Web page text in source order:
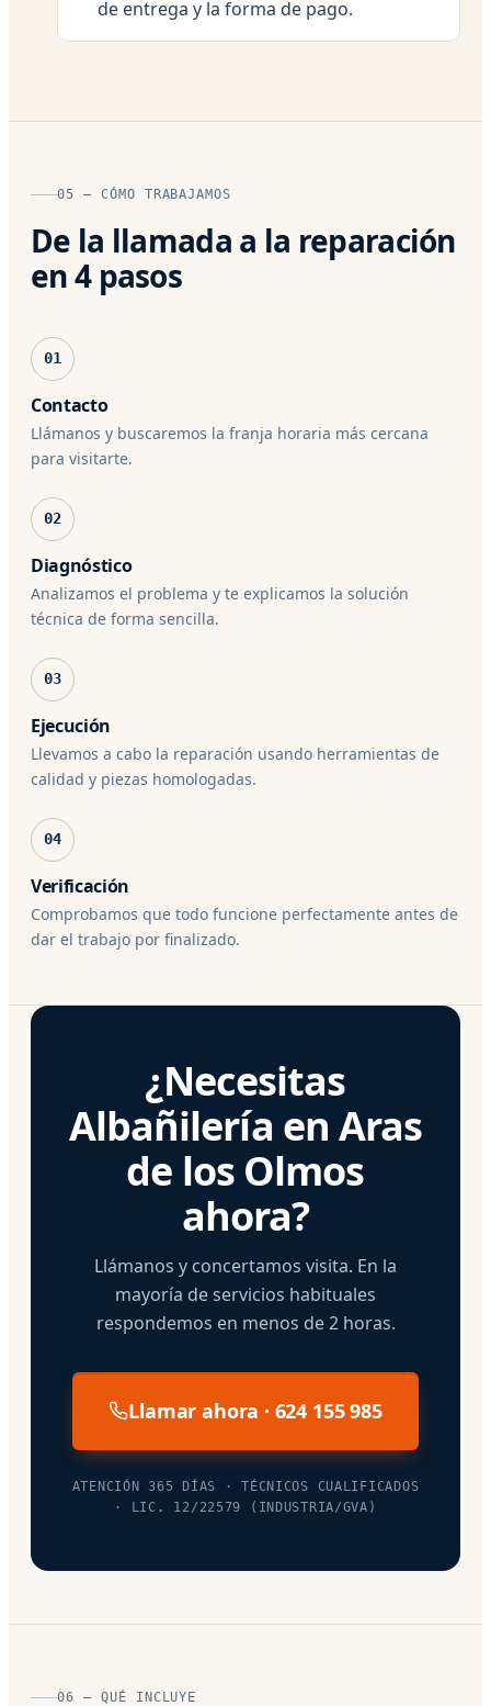
de entrega y la forma de pago.
05 — CÓMO TRABAJAMOS
De la llamada a la reparación
en 4 pasos
01
Contacto
Llámanos y buscaremos la franja horaria más cercana
para visitarte.
02
Diagnóstico
Analizamos el problema y te explicamos la solución
técnica de forma sencilla.
03
Ejecución
Llevamos a cabo la reparación usando herramientas de
calidad y piezas homologadas.
04
Verificación
Comprobamos que todo funcione perfectamente antes de
dar el trabajo por finalizado.
¿Necesitas
Albañilería en Aras
de los Olmos
ahora?
Llámanos y concertamos visita. En la
mayoría de servicios habituales
respondemos en menos de 2 horas.
Llamar ahora · 624 155 985
ATENCIÓN 365 DÍAS · TÉCNICOS CUALIFICADOS
· LIC. 12/22579 (INDUSTRIA/GVA)
06 — QUÉ INCLUYE